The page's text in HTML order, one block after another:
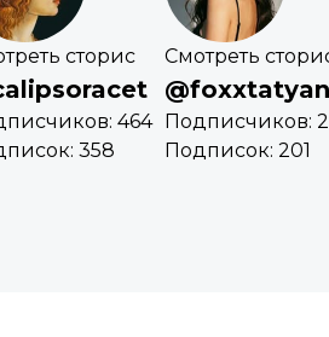
сторис
464
358
Смотреть
Подписчиков:
Подписок: 201